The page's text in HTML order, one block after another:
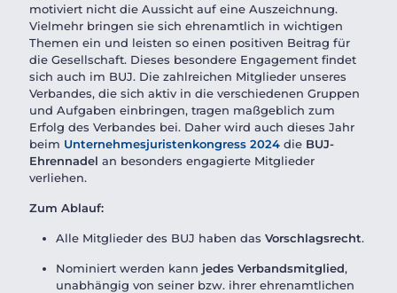
motiviert nicht die Aussicht auf eine Auszeichnung.
Vielmehr bringen sie sich ehrenamtlich in wichtigen
Themen ein und leisten so einen positiven Beitrag für
die Gesellschaft. Dieses besondere Engagement findet
sich auch im BUJ. Die zahlreichen Mitglieder unseres
Verbandes, die sich aktiv in die verschiedenen Gruppen
und Aufgaben einbringen, tragen maßgeblich zum
Erfolg des Verbandes bei. Daher wird auch dieses Jahr
beim Unternehmesjuristenkongress 2024 die BUJ-
Ehrennadel an besonders engagierte Mitglieder
verliehen.
Zum Ablauf:
Alle Mitglieder des BUJ haben das Vorschlagsrecht.
Nominiert werden kann jedes Verbandsmitglied,
unabhängig von seiner bzw. ihrer ehrenamtlichen